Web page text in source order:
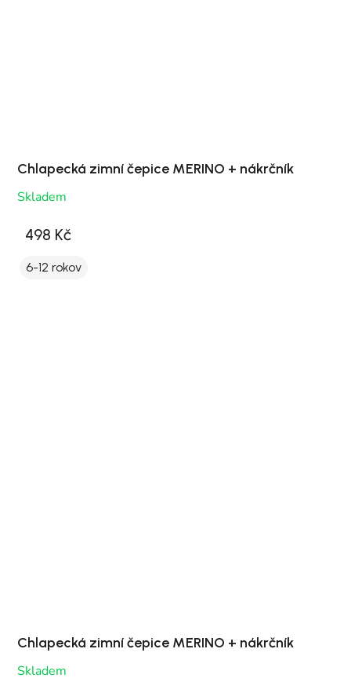
Chlapecká zimní čepice MERINO + nákrčník
Skladem
498 Kč
6-12 rokov
Chlapecká zimní čepice MERINO + nákrčník
Skladem